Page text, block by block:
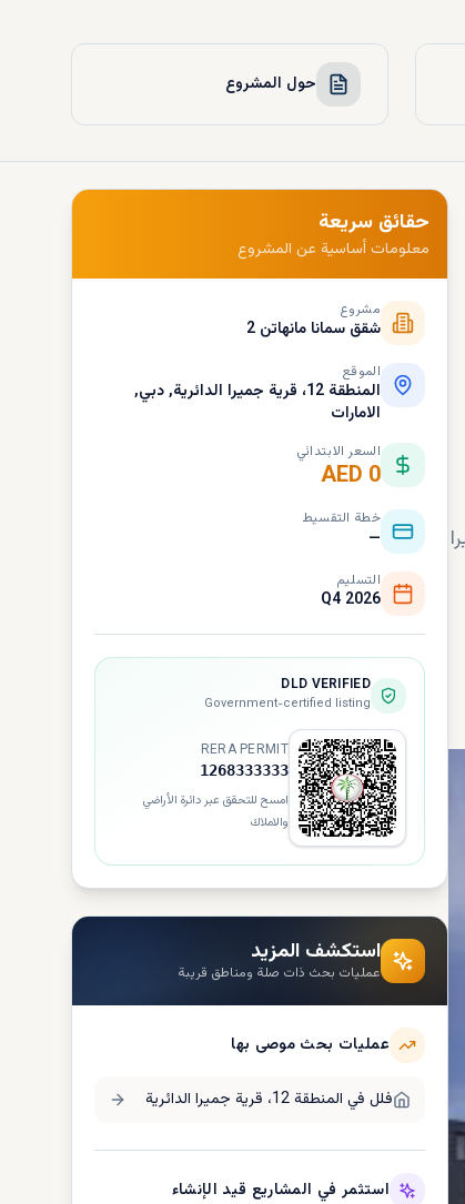
حول المشروع
حقائق سريعة
معلومات أساسية عن المشروع
مشروع
شقق سمانا مانهاتن 2
الموقع
المنطقة 12، قرية جميرا الدائرية, دبي,
الامارات
السعر الابتدائي
AED 0
خطة التقسيط
—
التسليم
Q4 2026
DLD VERIFIED
Government-certified listing
RERA PERMIT
1268333333
امسح للتحقق عبر دائرة الأراضي
والاملاك
استكشف المزيد
عمليات بحث ذات صلة ومناطق قريبة
عمليات بحث موصى بها
فلل في المنطقة 12، قرية جميرا الدائرية
استثمر في المشاريع قيد الإنشاء